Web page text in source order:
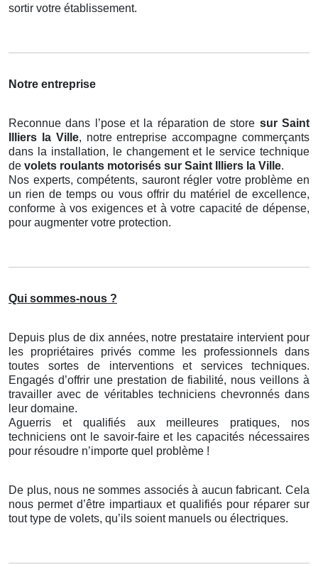
sortir votre établissement.
Notre entreprise
Reconnue dans l’pose et la réparation de store sur Saint
Illiers la Ville, notre entreprise accompagne commerçants
dans la installation, le changement et le service technique
de volets roulants motorisés sur Saint Illiers la Ville.
Nos experts, compétents, sauront régler votre problème en
un rien de temps ou vous offrir du matériel de excellence,
conforme à vos exigences et à votre capacité de dépense,
pour augmenter votre protection.
Qui sommes-nous ?
Depuis plus de dix années, notre prestataire intervient pour
les propriétaires privés comme les professionnels dans
toutes sortes de interventions et services techniques.
Engagés d’offrir une prestation de fiabilité, nous veillons à
travailler avec de véritables techniciens chevronnés dans
leur domaine.
Aguerris et qualifiés aux meilleures pratiques, nos
techniciens ont le savoir-faire et les capacités nécessaires
pour résoudre n’importe quel problème !
De plus, nous ne sommes associés à aucun fabricant. Cela
nous permet d’être impartiaux et qualifiés pour réparer sur
tout type de volets, qu’ils soient manuels ou électriques.